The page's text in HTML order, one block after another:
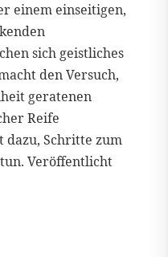
einem einseitigen,
sich geistliches
den Versuch,
geratenen
Reife
dazu, Schritte zum
Veröffentlicht